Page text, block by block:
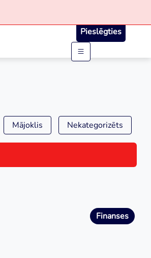
Pieslēgties
Mājoklis Nekategorizēts
Finanses